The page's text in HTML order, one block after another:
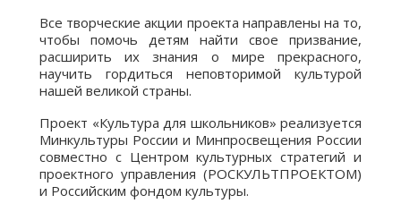
Все творческие акции проекта направлены на то,
чтобы помочь детям найти свое призвание,
расширить их знания о мире прекрасного,
научить гордиться неповторимой культурой
нашей великой страны.
Проект «Культура для школьников» реализуется
Минкультуры России и Минпросвещения России
совместно с Центром культурных стратегий и
проектного управления (РОСКУЛЬТПРОЕКТОМ)
и Российским фондом культуры.